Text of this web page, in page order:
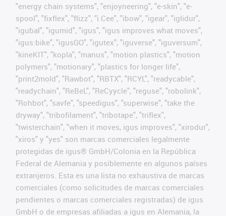
"energy chain systems", "enjoyneering", "e-skin", "e-
spool", "fixflex", "flizz", "i.Cee", "ibow", "igear", "iglidur",
"igubal", "igumid", "igus", "igus improves what moves",
"igus:bike", "igusGO", "igutex", "iguverse", "iguversum",
"kineKIT", "kopla", "manus", "motion plastics", "motion
polymers", "motionary", "plastics for longer life",
"print2mold", "Rawbot", "RBTX", "RCYL", "readycable",
"readychain", "ReBeL", "ReCyycle", "reguse", "robolink",
"Rohbot", "savfe", "speedigus", "superwise", "take the
dryway", "tribofilament", "tribotape", "triflex",
"twisterchain", "when it moves, igus improves", "xirodur",
"xiros" y "yes" son marcas comerciales legalmente
protegidas de igus® GmbH/Colonia en la República
Federal de Alemania y posiblemente en algunos países
extranjeros. Esta es una lista no exhaustiva de marcas
comerciales (como solicitudes de marcas comerciales
pendientes o marcas comerciales registradas) de igus
GmbH o de empresas afiliadas a igus en Alemania, la